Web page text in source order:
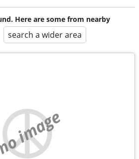
Here are some from nearby
search a wider area
no image